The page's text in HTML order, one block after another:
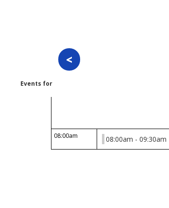
Events for
08:00am 08:00am - 09:30am